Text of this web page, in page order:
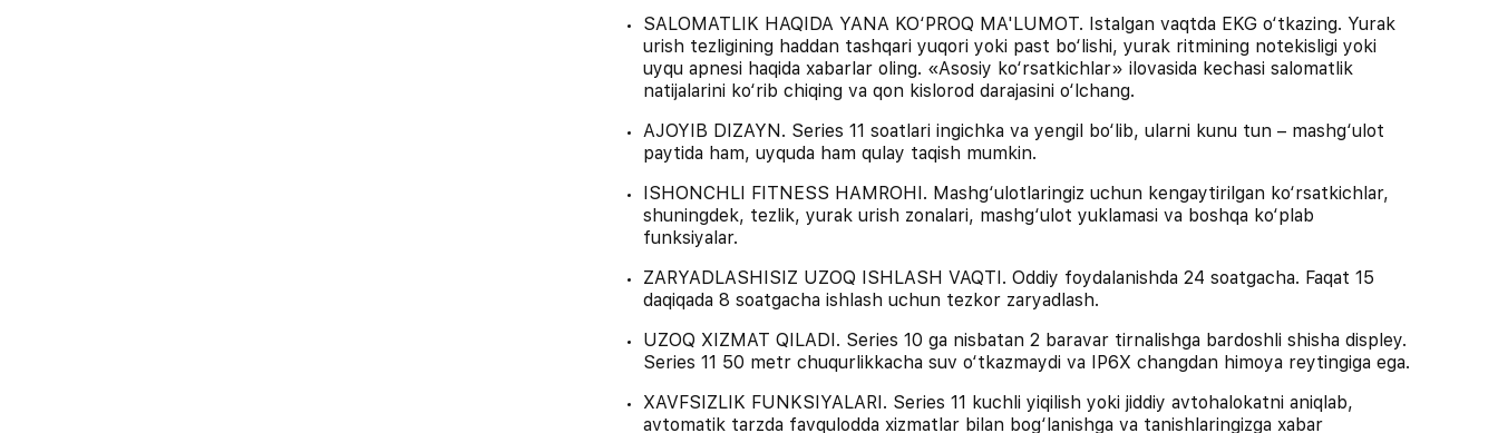
SALOMATLIK HAQIDA YANA KO‘PROQ MA'LUMOT. Istalgan vaqtda EKG o‘tkazing. Yurak
urish tezligining haddan tashqari yuqori yoki past bo‘lishi, yurak ritmining notekisligi yoki
uyqu apnesi haqida xabarlar oling. «Asosiy ko‘rsatkichlar» ilovasida kechasi salomatlik
natijalarini ko‘rib chiqing va qon kislorod darajasini o‘lchang.
AJOYIB DIZAYN. Series 11 soatlari ingichka va yengil bo‘lib, ularni kunu tun – mashg‘ulot
paytida ham, uyquda ham qulay taqish mumkin.
ISHONCHLI FITNESS HAMROHI. Mashg‘ulotlaringiz uchun kengaytirilgan ko‘rsatkichlar,
shuningdek, tezlik, yurak urish zonalari, mashg‘ulot yuklamasi va boshqa ko‘plab
funksiyalar.
ZARYADLASHISIZ UZOQ ISHLASH VAQTI. Oddiy foydalanishda 24 soatgacha. Faqat 15
daqiqada 8 soatgacha ishlash uchun tezkor zaryadlash.
UZOQ XIZMAT QILADI. Series 10 ga nisbatan 2 baravar tirnalishga bardoshli shisha displey.
Series 11 50 metr chuqurlikkacha suv o‘tkazmaydi va IP6X changdan himoya reytingiga ega.
XAVFSIZLIK FUNKSIYALARI. Series 11 kuchli yiqilish yoki jiddiy avtohalokatni aniqlab,
avtomatik tarzda favqulodda xizmatlar bilan bog‘lanishga va tanishlaringizga xabar